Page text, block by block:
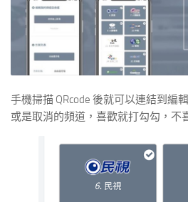
手機掃描 QRcode 後就可以連結到編
或是取消的頻道，喜歡就打勾勾，不